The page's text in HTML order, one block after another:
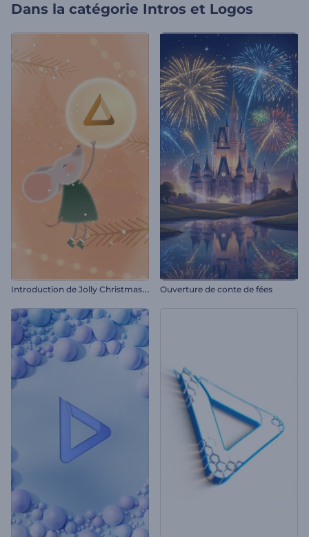
Dans la catégorie Intros et Logos
I
ntroduction de Jolly Christmas Mice Ouverture de conte de fées